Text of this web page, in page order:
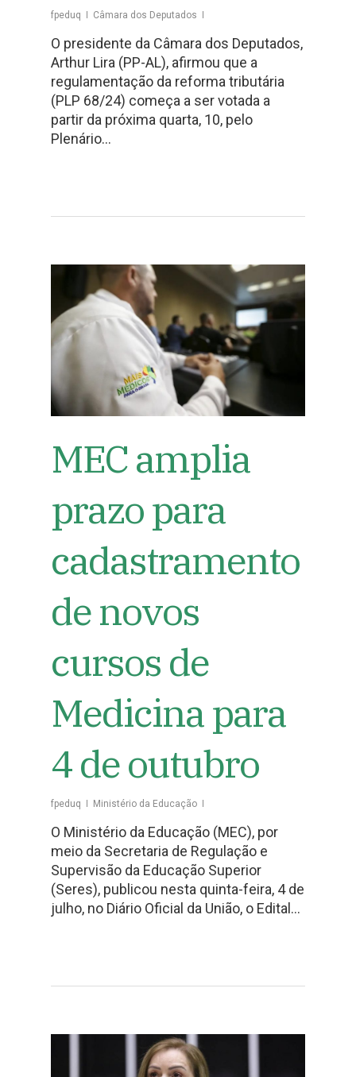
fpeduq Câmara dos Deputados
O presidente da Câmara dos Deputados,
Arthur Lira (PP-AL), afirmou que a
regulamentação da reforma tributária
(PLP 68/24) começa a ser votada a
partir da próxima quarta, 10, pelo
Plenário…
MEC amplia
prazo para
cadastramento
de novos
cursos de
Medicina para
4 de outubro
fpeduq Ministério da Educação
O Ministério da Educação (MEC), por
meio da Secretaria de Regulação e
Supervisão da Educação Superior
(Seres), publicou nesta quinta-feira, 4 de
julho, no Diário Oficial da União, o Edital…